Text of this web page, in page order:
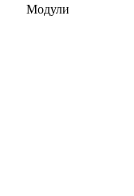
Модули